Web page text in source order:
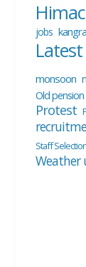
jobs kangra
monsoon
Old pension
Protest
Staff
Weather